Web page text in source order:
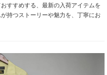
すすめする、最新の入荷アイテムを
持つストーリーや魅力を、丁寧にお